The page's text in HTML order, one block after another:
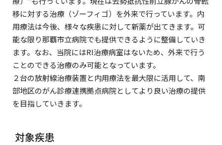
移に対する治療（ゾーフィゴ）を外来で行っています。内
用療法は今後、様々な疾患に対して新薬が出てきます。可
能な限り那覇市立病院でも提供できるように整備していき
ます。なお、当院にはRI治療病室はないため、外来で行う
ことのできる治療のみ可能となっています。
２台の放射線治療装置と内用療法を最大限に活用して、南
部地区のがん診療連携拠点病院としてより良い治療の提供
を目指していきます。
対象疾患